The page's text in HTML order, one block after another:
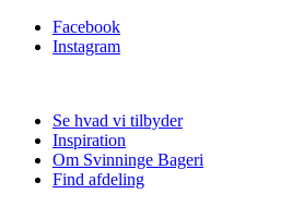
Facebook
Instagram
Se hvad vi tilbyder
Inspiration
Om Svinninge Bageri
Find afdeling